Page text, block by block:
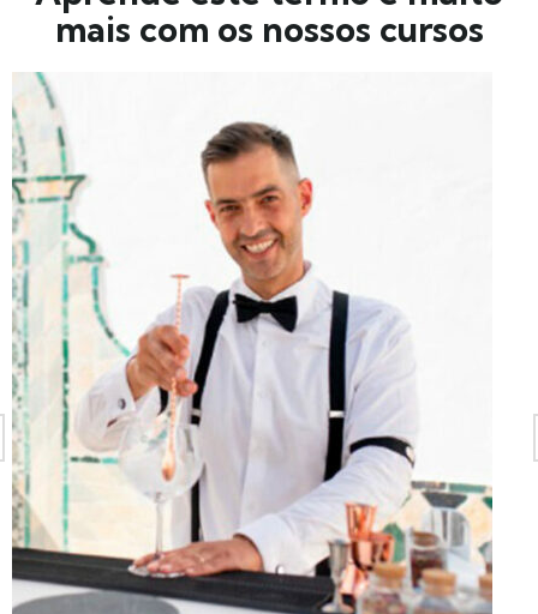
mais com os nossos cursos